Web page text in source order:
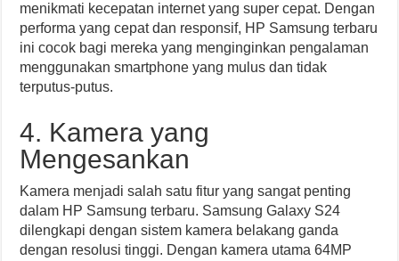
menikmati kecepatan internet yang super cepat. Dengan
performa yang cepat dan responsif, HP Samsung terbaru
ini cocok bagi mereka yang menginginkan pengalaman
menggunakan smartphone yang mulus dan tidak
terputus-putus.
4. Kamera yang
Mengesankan
Kamera menjadi salah satu fitur yang sangat penting
dalam HP Samsung terbaru. Samsung Galaxy S24
dilengkapi dengan sistem kamera belakang ganda
dengan resolusi tinggi. Dengan kamera utama 64MP